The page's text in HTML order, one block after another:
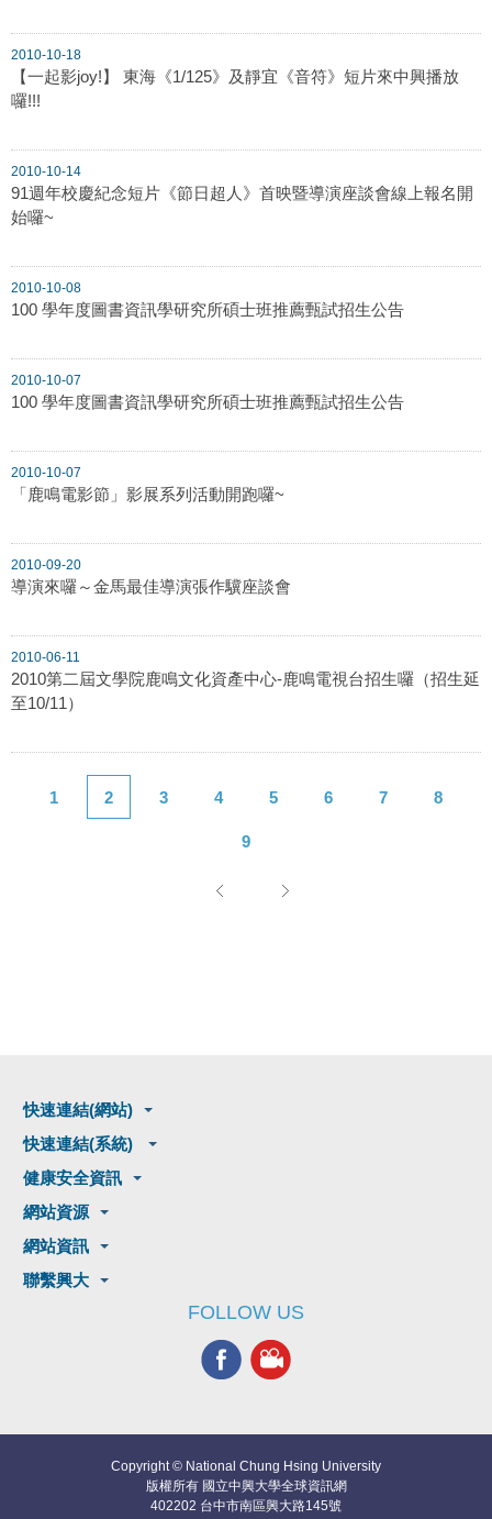
2010-10-18
【一起影joy!】 東海《1/125》及靜宜《音符》短片來中興播放
囉!!!
2010-10-14
91週年校慶紀念短片《節日超人》首映暨導演座談會線上報名開
始囉~
2010-10-08
100 學年度圖書資訊學研究所碩士班推薦甄試招生公告
2010-10-07
100 學年度圖書資訊學研究所碩士班推薦甄試招生公告
2010-10-07
「鹿鳴電影節」影展系列活動開跑囉~
2010-09-20
導演來囉～金馬最佳導演張作驥座談會
2010-06-11
2010第二屆文學院鹿鳴文化資產中心-鹿鳴電視台招生囉（招生延
至10/11）
1 2 3 4 5 6 7 8
9
快速連結(網站)
快速連結(系統)
健康安全資訊
網站資源
網站資訊
聯繫興大
FOLLOW US
Copyright © National Chung Hsing University
版權所有 國立中興大學全球資訊網
402202 台中市南區興大路145號